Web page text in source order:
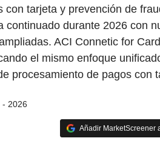
con tarjeta y prevención de
continuado durante 2026 con
ACI Connetic for
el mismo enfoque
procesamiento de pagos con
- 2026
Añadir MarketScreener